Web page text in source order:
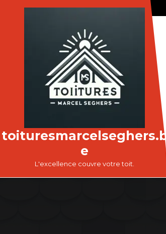
toituresmarcelseghers.b
e
L'excellence couvre votre toit.